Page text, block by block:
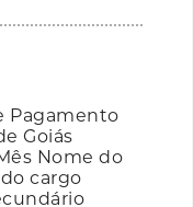
Pagamento
Goiás
Nome do
cargo